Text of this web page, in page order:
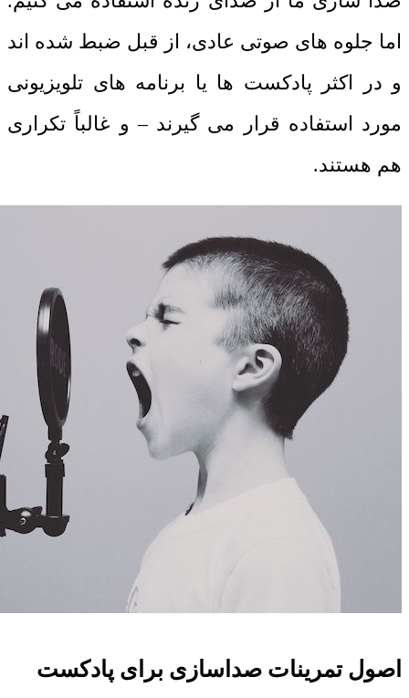
اما جلوه های صوتی عادی، از قبل ضبط شده اند
و در اکثر پادکست ها یا برنامه های تلویزیونی
مورد استفاده قرار می گیرند – و غالباً تکراری
هم هستند.
اصول تمرینات صداسازی برای پادکست